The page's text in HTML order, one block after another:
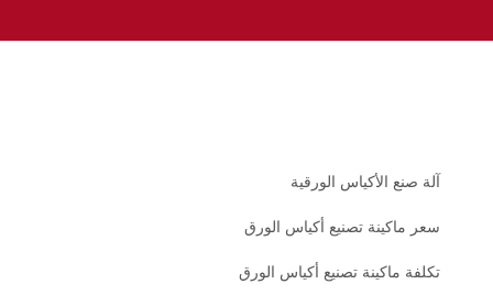
آلة صنع الأكياس الورقية
سعر ماكينة تصنيع أكياس الورق
تكلفة ماكينة تصنيع أكياس الورق